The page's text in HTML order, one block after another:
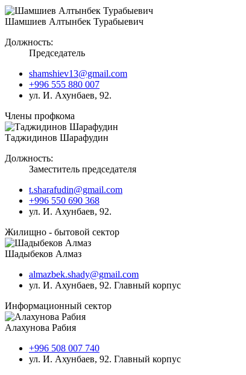
Шамшиев Алтынбек Турабыевич
Должность:
Председатель
shamshiev13@gmail.com
+996 555 880 007
ул. И. Ахунбаев, 92.
Члены профкома
Таджидинов Шарафудин
Должность:
Заместитель председателя
t.sharafudin@gmail.com
+996 550 690 368
ул. И. Ахунбаев, 92.
Жилищно - бытовой сектор
Шадыбеков Алмаз
almazbek.shady@gmail.com
ул. И. Ахунбаев, 92. Главный корпус
Информационный сектор
Алахунова Рабия
+996 508 007 740
ул. И. Ахунбаев, 92. Главный корпус